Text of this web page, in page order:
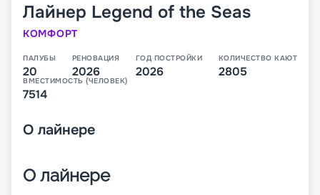
Лайнер Legend of the Seas
КОМФОРТ
ПАЛУБЫ
20
РЕНОВАЦИЯ
2026
ГОД ПОСТРОЙКИ
2026
КОЛИЧЕСТВО КАЮТ
2805
ВМЕСТИМОСТЬ (ЧЕЛОВЕК)
7514
О лайнере
О лайнере